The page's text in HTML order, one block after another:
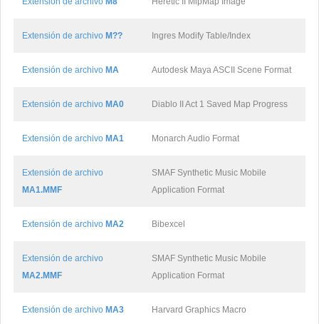
Extensión de archivo M?? Ingres Modify Table/Index
Extensión de archivo MA Autodesk Maya ASCII Scene Format
Extensión de archivo MA0 Diablo II Act 1 Saved Map Progress
Extensión de archivo MA1 Monarch Audio Format
Extensión de archivo
MA1.MMF
SMAF Synthetic Music Mobile
Application Format
Extensión de archivo MA2 Bibexcel
Extensión de archivo
MA2.MMF
SMAF Synthetic Music Mobile
Application Format
Extensión de archivo MA3 Harvard Graphics Macro